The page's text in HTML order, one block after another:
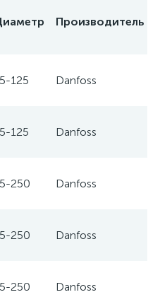
Производитель
125 Danfoss
125 Danfoss
250 Danfoss
250 Danfoss
250 Danfoss